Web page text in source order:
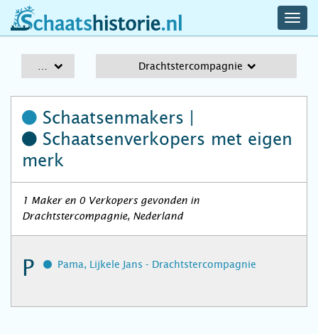
schaatshistorie.nl
Drachtstercompagnie
Schaatsenmakers |
Schaatsenverkopers met eigen
merk
1 Maker en 0 Verkopers gevonden in
Drachtstercompagnie, Nederland
P Pama, Lijkele Jans - Drachtstercompagnie